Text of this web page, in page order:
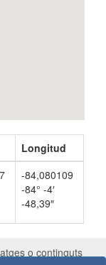
Longitud
-84,080109
-84° -4′
-48,39″
o continguts